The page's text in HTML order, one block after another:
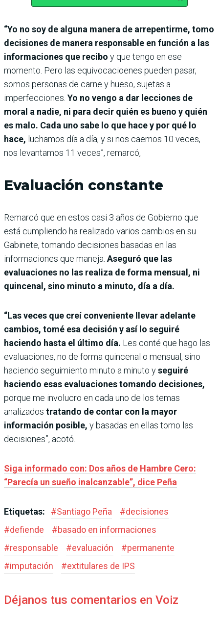
“Yo no soy de alguna manera de arrepentirme, tomo
decisiones de manera responsable en función a las
informaciones que recibo y que tengo en ese
momento. Pero las equivocacioenes pueden pasar,
somos personas de carne y hueso, sujetas a
imperfecciones. Yo no vengo a dar lecciones de
moral a nadie, ni para decir quién es bueno y quién
es malo. Cada uno sabe lo que hace y por qué lo
hace, luchamos día a día, y si nos caemos 10 veces,
nos levantamos 11 veces”, remarcó,
Evaluación constante
Remarcó que en estos casi 3 años de Gobierno que
está cumpliendo ha realizado varios cambios en su
Gabinete, tomando decisiones basadas en las
informaciones que maneja. Aseguró que las
evaluaciones no las realiza de forma mensual, ni
quincenal, sino minuto a minuto, día a día.
“Las veces que creí conveniente llevar adelante
cambios, tomé esa decisión y así lo seguiré
haciendo hasta el último día. Les conté que hago las
evaluaciones, no de forma quincenal o mensual, sino
haciendo seguimiento minuto a minuto yseguiré
haciendo esas evaluaciones tomando decisiones,
porque me involucro en cada uno de los temas
analizados tratando de contar con la mayor
información posible, y basadas en ellas tomo las
decisiones”, acotó.
Siga informado con: Dos años de Hambre Cero:
“Parecía un sueño inalcanzable”, dice Peña
Etiquetas: #Santiago Peña #decisiones
#defiende #basado en informaciones
#responsable #evaluación #permanente
#imputación #extitulares de IPS
Déjanos tus comentarios en Voiz